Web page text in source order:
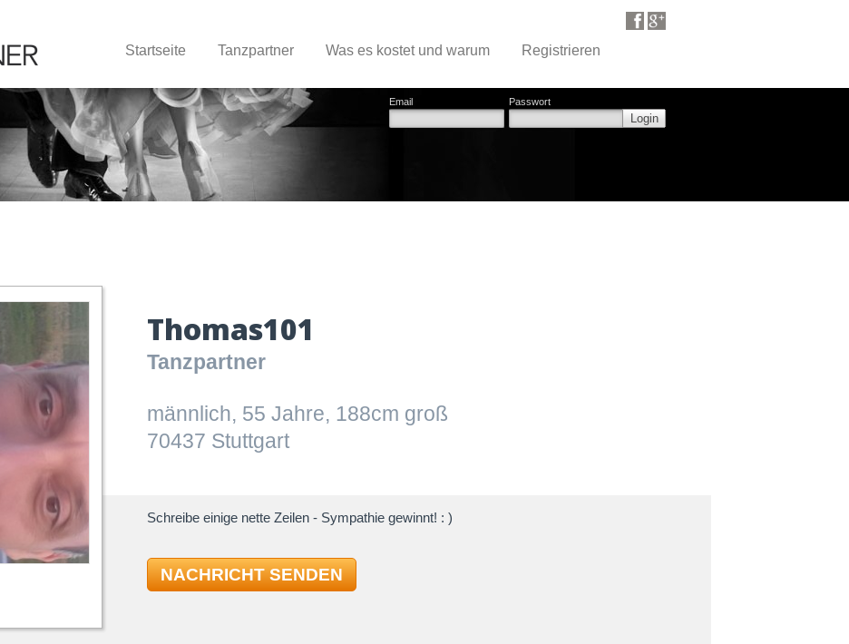
Startseite Tanzpartner Was es kostet und warum Registrieren
Email Passwort
Login
Thomas101
Tanzpartner
männlich, 55 Jahre, 188cm groß
70437 Stuttgart
Schreibe einige nette Zeilen - Sympathie gewinnt! : )
NACHRICHT SENDEN